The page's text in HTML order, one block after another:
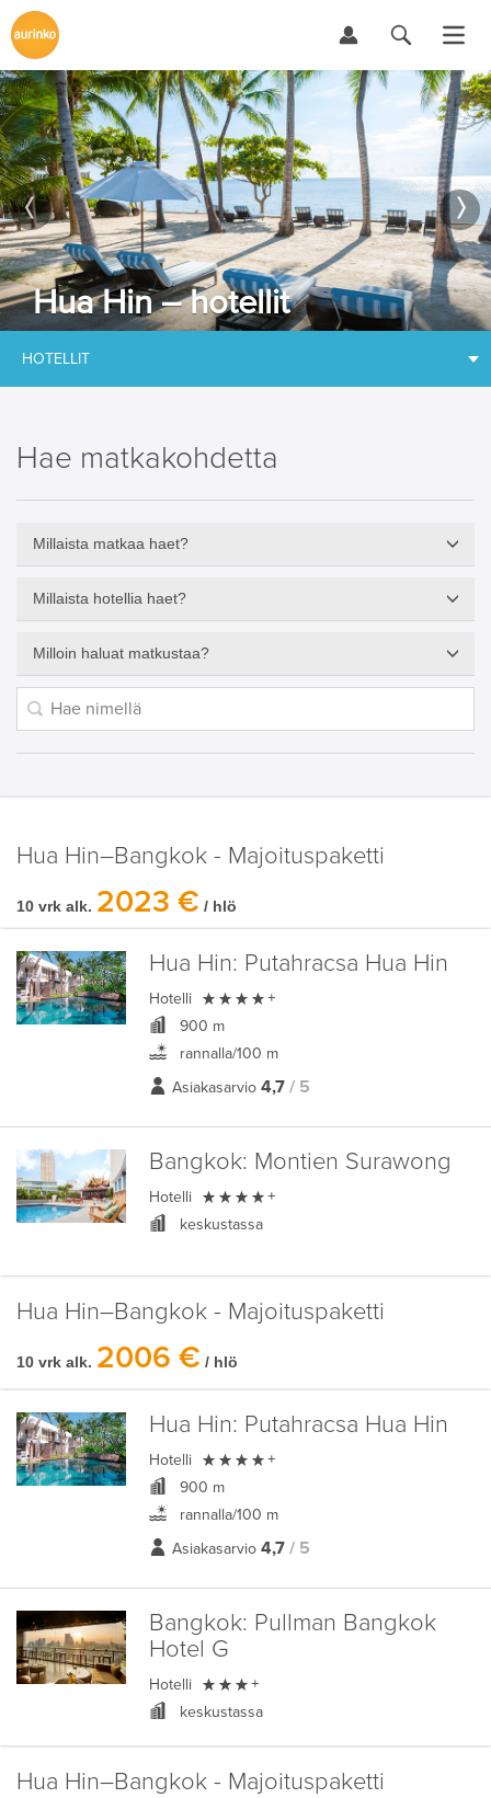
Hua Hin – hotellit
HOTELLIT
Hae matkakohdetta
Millaista matkaa haet?
Millaista hotellia haet?
Milloin haluat matkustaa?
Hua Hin–Bangkok - Majoituspaketti
10 vrk alk. 2023 € / hlö
Hua Hin: Putahracsa Hua Hin
Hotelli  +
900 m
rannalla/100 m
Asiakasarvio 4,7 / 5
Bangkok: Montien Surawong
Hotelli  +
keskustassa
Hua Hin–Bangkok - Majoituspaketti
10 vrk alk. 2006 € / hlö
Hua Hin: Putahracsa Hua Hin
Hotelli  +
900 m
rannalla/100 m
Asiakasarvio 4,7 / 5
Bangkok: Pullman Bangkok
Hotel G
Hotelli  +
keskustassa
Hua Hin–Bangkok - Majoituspaketti